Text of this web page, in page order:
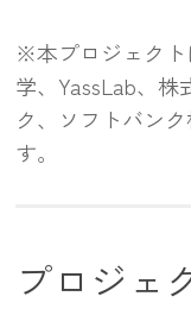
※本プロジェクト
学、YassLab、
ク、ソフトバン
す。
プロジェ